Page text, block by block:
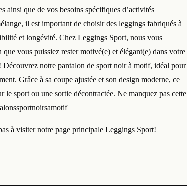
ainsi que de vos besoins spécifiques d’activités
il est important de choisir des leggings fabriqués à
et longévité. Chez Leggings Sport, nous vous
vous puissiez rester motivé(e) et élégant(e) dans votre
notre pantalon de sport noir à motif, idéal pour
Grâce à sa coupe ajustée et son design moderne, ce
sport ou une sortie décontractée. Ne manquez pas cette
à visiter notre page principale Leggings Sport!